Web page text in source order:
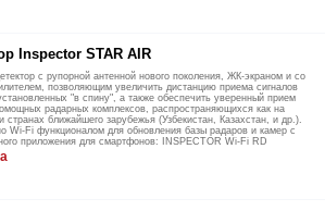
Inspector STAR AIR
с рупорной антенной нового поколения, ЖК-экраном и со
позволяющим увеличить дистанцию приема сигналов
"в спину", а также обеспечить уверенный прием
радарных комплексов, распространяющихся как на
странах ближайшего зарубежья (Узбекистан, Казахстан, и др.).
Wi-Fi функционалом для обновления базы радаров и камер с
приложения для смартфонов: INSPECTOR Wi-Fi RD